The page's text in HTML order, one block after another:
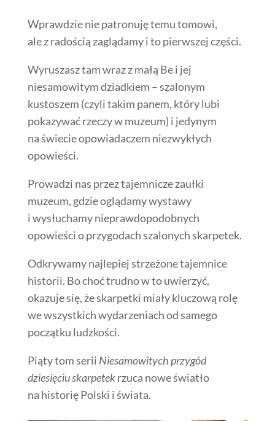
Wprawdzie nie patronuję temu tomowi,
ale z radością zaglądamy i to pierwszej części.
Wyruszasz tam wraz z małą Be i jej
niesamowitym dziadkiem – szalonym
kustoszem (czyli takim panem, który lubi
pokazywać rzeczy w muzeum) i jedynym
na świecie opowiadaczem niezwykłych
opowieści.
Prowadzi nas przez tajemnicze zaułki
muzeum, gdzie oglądamy wystawy
i wysłuchamy nieprawdopodobnych
opowieści o przygodach szalonych skarpetek.
Odkrywamy najlepiej strzeżone tajemnice
historii. Bo choć trudno w to uwierzyć,
okazuje się, że skarpetki miały kluczową rolę
we wszystkich wydarzeniach od samego
początku ludzkości.
Piąty tom serii Niesamowitych przygód
dziesięciu skarpetekrzuca nowe światło
na historię Polski i świata.